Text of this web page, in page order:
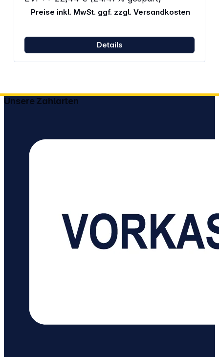
Preise inkl. MwSt. ggf. zzgl. Versandkosten
Details
Unsere Zahlarten